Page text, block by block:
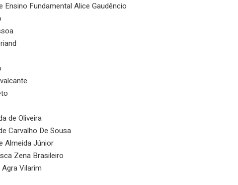
Ensino Fundamental Alice Gaudêncio
de Oliveira
Carvalho De Sousa
Almeida Júnior
Zena Brasileiro
Vilarim